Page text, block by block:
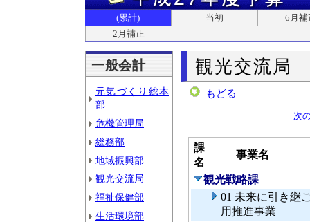
(累計) 当初
6月補
2月補正
一般会計
元気づくり総本
部
危機管理局
総務部
地域振興部
観光交流局
福祉保健部
生活環境部
観光交流局
もどる
次
課
名
事業名
観光戦略課
01 未来に引き継
用推進事業